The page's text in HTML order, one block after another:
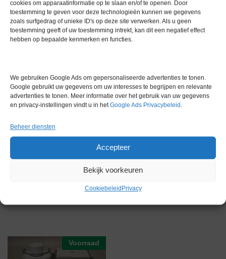
cookies om apparaatinformatie op te slaan en/of te openen. Door
toestemming te geven voor deze technologieën kunnen we gegevens
zoals surfgedrag of unieke ID's op deze site verwerken. Als u geen
toestemming geeft of uw toestemming intrekt, kan dit een negatief effect
hebben op bepaalde kenmerken en functies.
We gebruiken Google Ads om gepersonaliseerde advertenties te tonen.
Google gebruikt uw gegevens om uw interesses te begrijpen en relevante
advertenties te tonen. Meer informatie over het gebruik van uw gegevens
en privacy-instellingen vindt u in hetGoogle Ads Privacybeleid .
Beheer diensten
Accepteer
Bekijk voorkeuren
Cookiebeleid Privacy
aan het einde van de testrun automatisch afgedrukt.
Extra informatie
Garantie 0 maanden
Conditie Gebruikt in goede conditie
Voorraad